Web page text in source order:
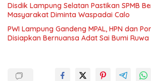
Disdik Lampung Selatan Pastikan SPMB
Masyarakat Diminta Waspadai Calo
PWI Lampung Gandeng MPAL, HPN dan
Disiapkan Bernuansa Adat Sai Bumi